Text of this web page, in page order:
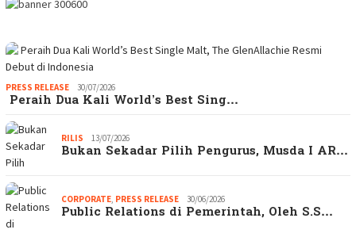
PRESS RELEASE 30/07/2026
Peraih Dua Kali World’s Best Sing…
RILIS 13/07/2026
Bukan Sekadar Pilih Pengurus, Musda I AR…
CORPORATE, PRESS RELEASE 30/06/2026
Public Relations di Pemerintah, Oleh S.S…